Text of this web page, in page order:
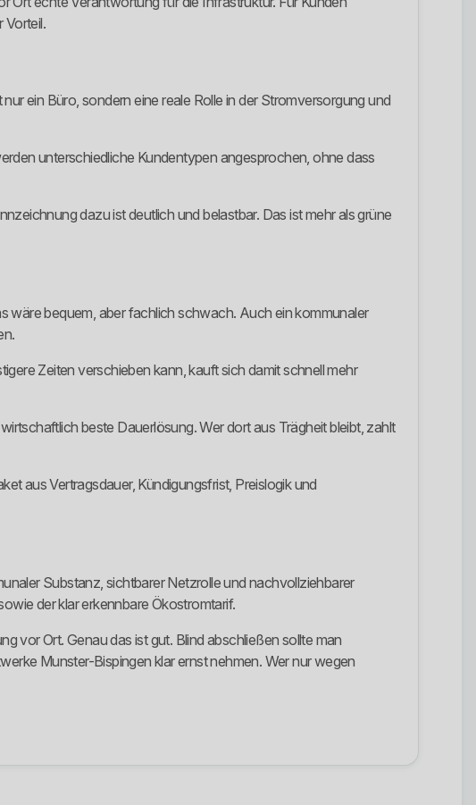
Vorteil.
ein Büro, sondern eine reale Rolle in der Stromversorgung und
unterschiedliche Kundentypen angesprochen, ohne dass
dazu ist deutlich und belastbar. Das ist mehr als grüne
wäre bequem, aber fachlich schwach. Auch ein kommunaler
Zeiten verschieben kann, kauft sich damit schnell mehr
beste Dauerlösung. Wer dort aus Trägheit bleibt, zahlt
aus Vertragsdauer, Kündigungsfrist, Preislogik und
Substanz, sichtbarer Netzrolle und nachvollziehbarer
der klar erkennbare Ökostromtarif.
vor Ort. Genau das ist gut. Blind abschließen sollte man
Munster-Bispingen klar ernst nehmen. Wer nur wegen